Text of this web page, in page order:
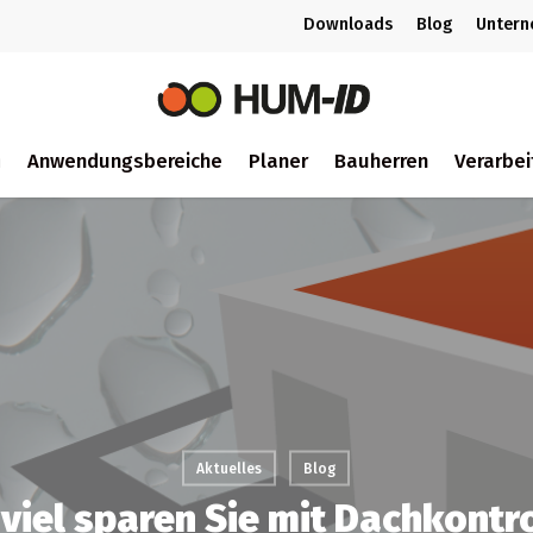
Downloads Blog
Anwendungsbereiche Planer Bauherren
Aktuelles Blog
sparen Sie mit